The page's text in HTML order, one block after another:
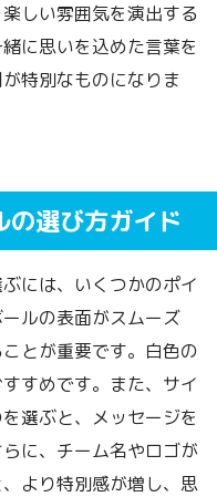
しい雰囲気を演出する
に思いを込めた言葉を
特別なものになりま
の選び方ガイド
には、いくつかのポイ
ルの表面がスムーズ
とが重要です。白色の
すめです。また、サイ
選ぶと、メッセージを
に、チーム名やロゴが
より特別感が増し、思